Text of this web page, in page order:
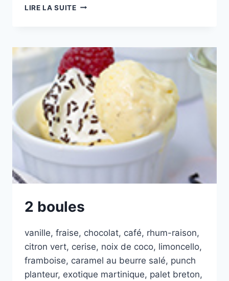
LIRE LA SUITE1
2 boules
vanille, fraise, chocolat, café, rhum-raison,
citron vert, cerise, noix de coco, limoncello,
framboise, caramel au beurre salé, punch
planteur, exotique martinique, palet breton,